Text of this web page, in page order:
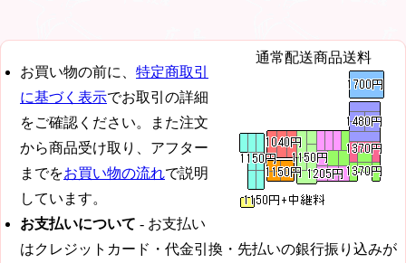
通常配送商品送料
お買い物の前に、 特定商取引
に基づく表示でお取引の詳細
をご確認ください。また注文
から商品受け取り、アフター
までをお買い物の流れで説明
しています。
お支払いについて - お支払い
はクレジットカード・代金引換・先払いの銀行振り込みが